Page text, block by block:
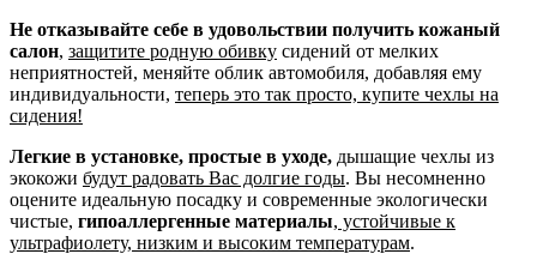
Не отказывайте себе в удовольствии получить кожаный
салон, защитите родную обивку сидений от мелких
неприятностей, меняйте облик автомобиля, добавляя ему
индивидуальности, теперь это так просто, купите чехлы на
сидения!
Легкие в установке, простые в уходе, дышащие чехлы из
экокожи будут радовать Вас долгие годы. Вы несомненно
оцените идеальную посадку и современные экологически
чистые, гипоаллергенные материалы, устойчивые к
ультрафиолету, низким и высоким температурам.